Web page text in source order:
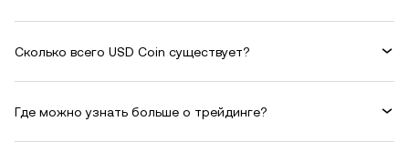
Сколько всего USD Coin существует?
Где можно узнать больше о трейдинге?